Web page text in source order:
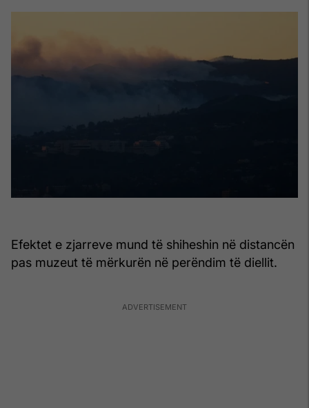
Efektet e zjarreve mund të shiheshin në distancën
pas muzeut të mërkurën në perëndim të diellit.